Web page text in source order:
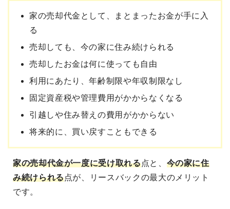
家の売却代金として、まとまったお金が手に入
る
売却しても、今の家に住み続けられる
売却したお金は何に使っても自由
利用にあたり、年齢制限や年収制限なし
固定資産税や管理費用がかからなくなる
引越しや住み替えの費用がかからない
将来的に、買い戻すこともできる
家の売却代金が一度に受け取れる点と、 今の家に住
み続けられる点が、リースバックの最大のメリット
です。